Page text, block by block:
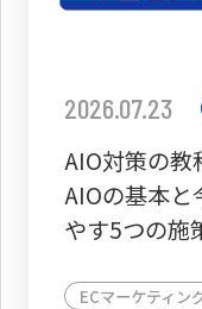
2026.07.23
AIO対策の
AIOの基本
やす5つの施
ECマーケティン